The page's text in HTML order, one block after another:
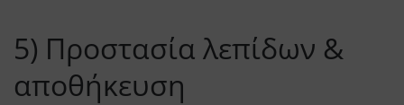
5) Προστασία λεπίδων &
αποθήκευση